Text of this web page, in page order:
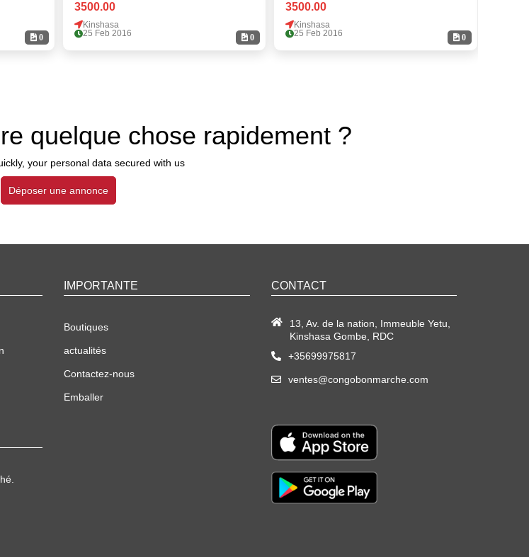
0 0
3500.00
Kinshasa
25 Feb 2016
0
3500.00
Kinshasa
25 Feb 2016
quelque chose rapidement ?
your personal data secured with us
Déposer une annonce
IMPORTANTE
Boutiques
actualités
Contactez-nous
Emballer
CONTACT
13, Av. de la nation, Immeuble Yetu,
Kinshasa Gombe, RDC
+35699975817
ventes@congobonmarche.com